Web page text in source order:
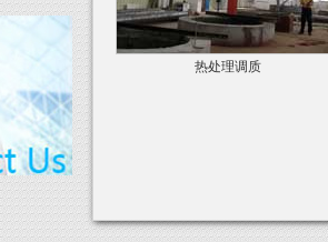
热处理调质